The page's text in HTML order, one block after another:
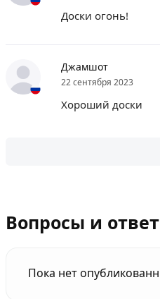
Доски огонь!
Джамшот
22 сентября 2023
Хороший доски
Вопросы и
Пока нет